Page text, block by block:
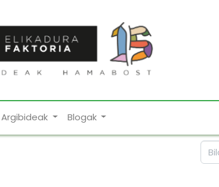
Argibideak Blogak